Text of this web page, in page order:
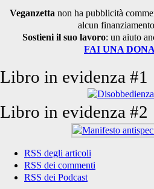
Veganzetta non ha pubblicità
alcun
Sostieni il suo lavoro: un aiuto
FAI UNA
Libro in evidenza #1
Libro in evidenza #2
RSS degli articoli
RSS dei commenti
RSS dei Podcast